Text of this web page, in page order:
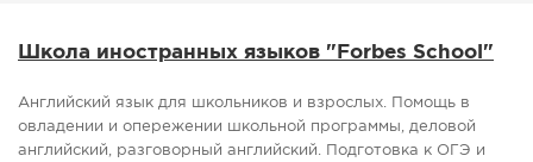
Школа иностранных языков "Forbes School"
Английский язык для школьников и взрослых. Помощь в
овладении и опережении школьной программы, деловой
английский, разговорный английский. Подготовка к ОГЭ и